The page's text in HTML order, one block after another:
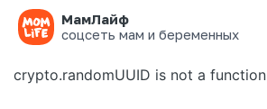
МамЛайф
соцсеть мам и беременных
Ошибка на странице
crypto.randomUUID is not a function